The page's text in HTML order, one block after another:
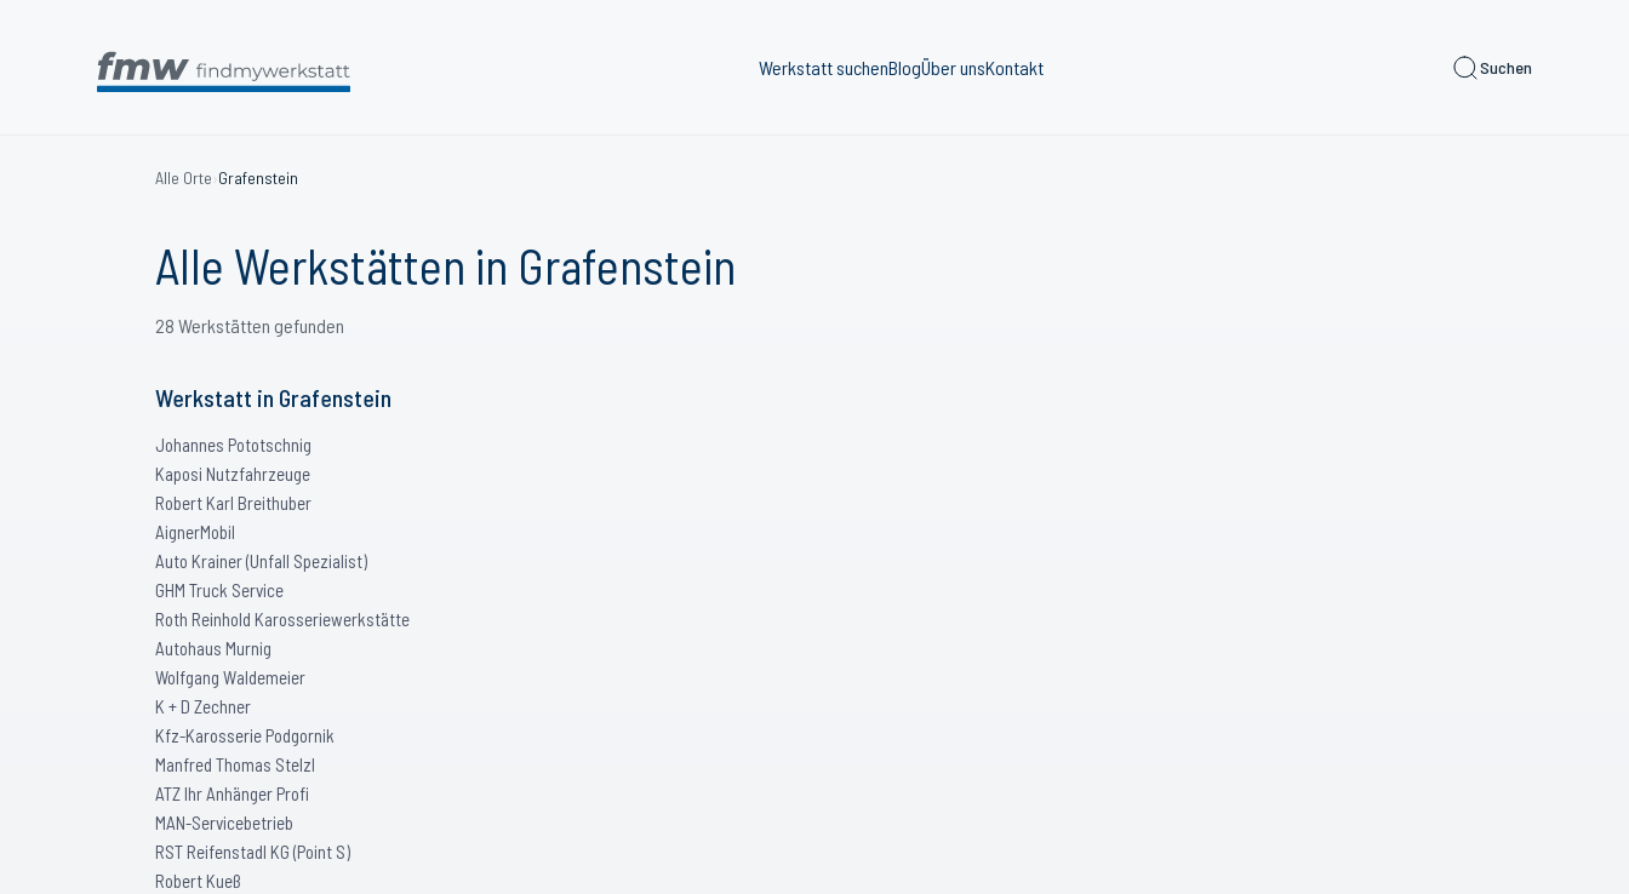
Werkstatt suchenBlogÜber unsKontakt Suchen
Alle Orte›Grafenstein
Alle Werkstätten in Grafenstein
28 Werkstätten gefunden
Werkstatt in Grafenstein
Johannes Pototschnig
Kaposi Nutzfahrzeuge
Robert Karl Breithuber
AignerMobil
Auto Krainer (Unfall Spezialist)
GHM Truck Service
Roth Reinhold Karosseriewerkstätte
Autohaus Murnig
Wolfgang Waldemeier
K + D Zechner
Kfz-Karosserie Podgornik
Manfred Thomas Stelzl
ATZ Ihr Anhänger Profi
MAN-Servicebetrieb
RST Reifenstadl KG (Point S)
Robert Kueß